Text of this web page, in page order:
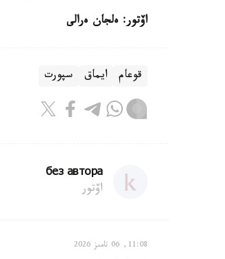
اۆتور: ەلجان ەرالى
قوعام ايماق سپورت
без автора
اۆتور
11:08, 06 تامىز 2026